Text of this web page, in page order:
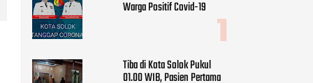
Kisah Pilu Mahasiswa dan
Solok, Sumatera Barat